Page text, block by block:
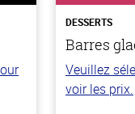
DESSERTS
Barres
Veuillez
voir les prix.